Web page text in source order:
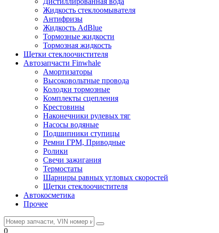
Жидкость стеклоомывателя
Антифризы
Жидкость AdBlue
Тормозные жидкости
Тормозная жидкость
Щетки стеклоочистителя
Автозапчасти Finwhale
Амортизаторы
Высоковольтные провода
Колодки тормозные
Комплекты сцепления
Крестовины
Наконечники рулевых тяг
Насосы водяные
Подшипники ступицы
Ремни ГРМ, Приводные
Ролики
Свечи зажигания
Термостаты
Шарниры равных угловых скоростей
Щетки стеклоочистителя
Автокосметика
Прочее
0